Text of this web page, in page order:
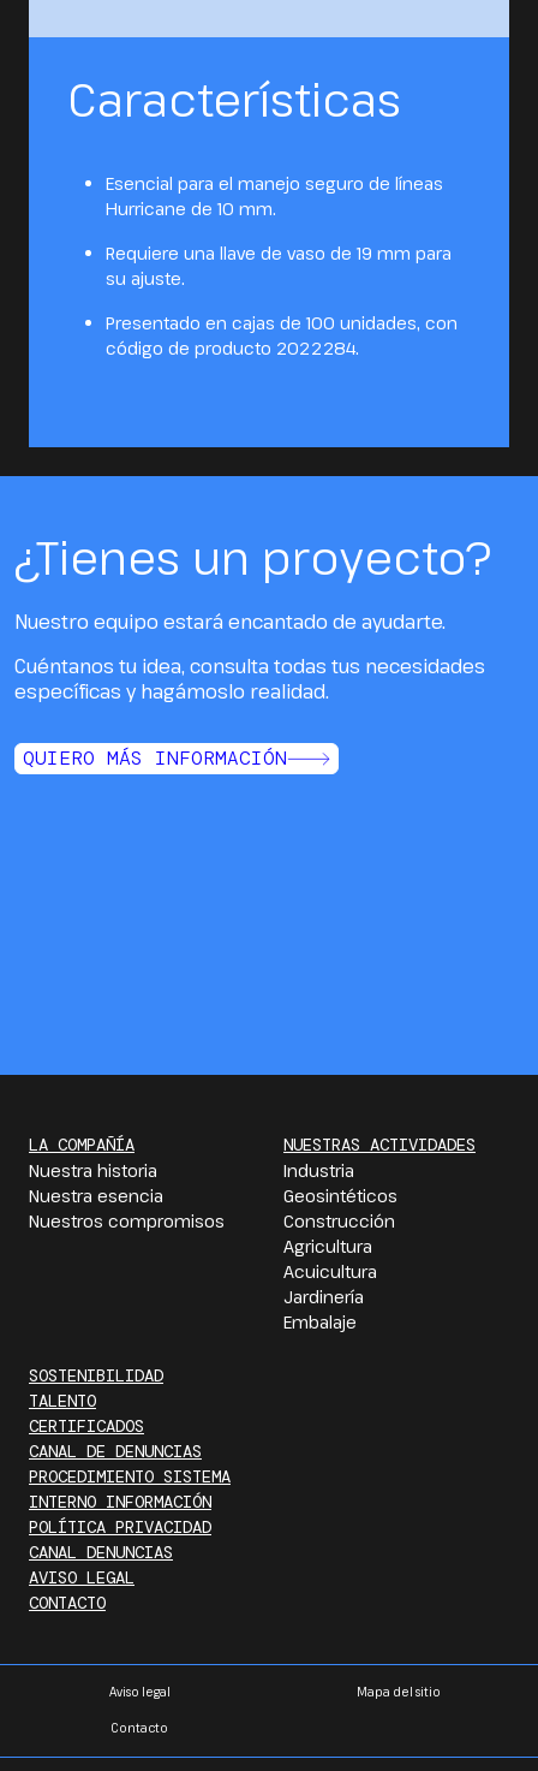
Características
Esencial para el manejo seguro de líneas
Hurricane de 10 mm.
Requiere una llave de vaso de 19 mm para
su ajuste.
Presentado en cajas de 100 unidades, con
código de producto 2022284.
¿Tienes un proyecto?
Nuestro equipo estará encantado de ayudarte.
Cuéntanos tu idea, consulta todas tus necesidades
específicas y hagámoslo realidad.
QUIERO MÁS INFORMACIÓN
LA COMPAÑÍA
Nuestra historia
Nuestra esencia
Nuestros compromisos
NUESTRAS ACTIVIDADES
Industria
Geosintéticos
Construcción
Agricultura
Acuicultura
Jardinería
Embalaje
SOSTENIBILIDAD
TALENTO
CERTIFICADOS
CANAL DE DENUNCIAS
PROCEDIMIENTO SISTEMA
INTERNO INFORMACIÓN
POLÍTICA PRIVACIDAD
CANAL DENUNCIAS
AVISO LEGAL
CONTACTO
Aviso legal Mapa del sitio
Contacto